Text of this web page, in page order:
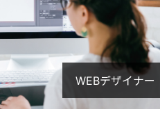
WEBデザイナー